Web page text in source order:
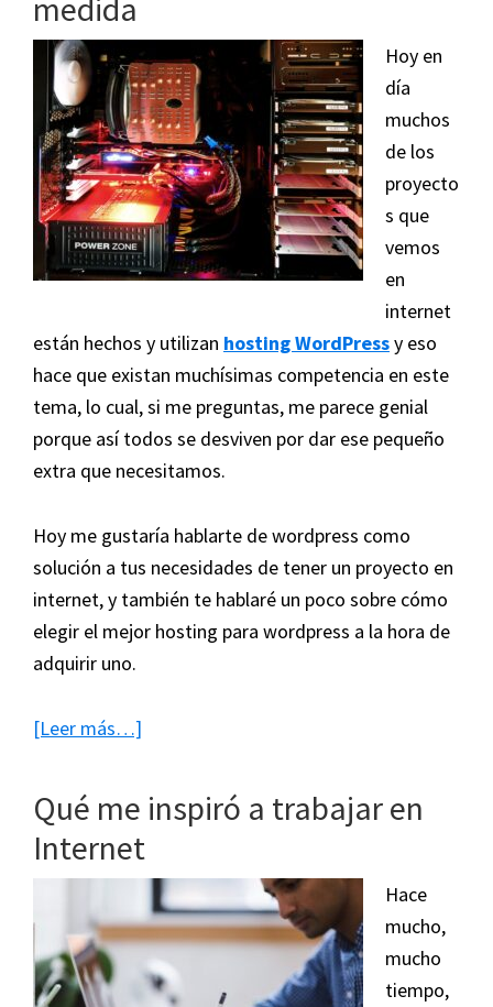
Cambra,
el
maestro
de
PrestaShop
medida
Hoy en
día
muchos
de los
proyecto
s que
vemos
en
internet
están hechos y utilizan hosting WordPressy eso
hace que existan muchísimas competencia en este
tema, lo cual, si me preguntas, me parece genial
porque así todos se desviven por dar ese pequeño
extra que necesitamos.
Hoy me gustaría hablarte de wordpress como
solución a tus necesidades de tener un proyecto en
internet, y también te hablaré un poco sobre cómo
elegir el mejor hosting para wordpress a la hora de
adquirir uno.
[Leer más…]
Hosting
WordPress
a
tu
medida
Qué me inspiró a trabajar en
Internet
Hace
mucho,
mucho
tiempo,